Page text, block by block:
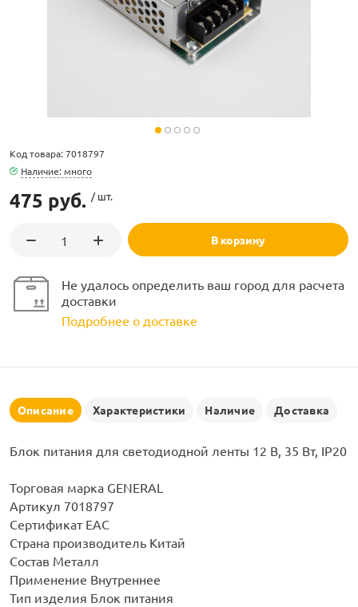
Код товара: 7018797
Наличие: много
475 руб. / шт.
В корзину
Не удалось определить ваш город для расчета
доставки
Подробнее о доставке
Описание Характеристики Наличие Доставка
Блок питания для светодиодной ленты 12 В, 35 Вт, IP20
Торговая марка GENERAL
Артикул 7018797
Сертификат ЕАС
Страна производитель Китай
Состав Металл
Применение Внутреннее
Тип изделия Блок питания